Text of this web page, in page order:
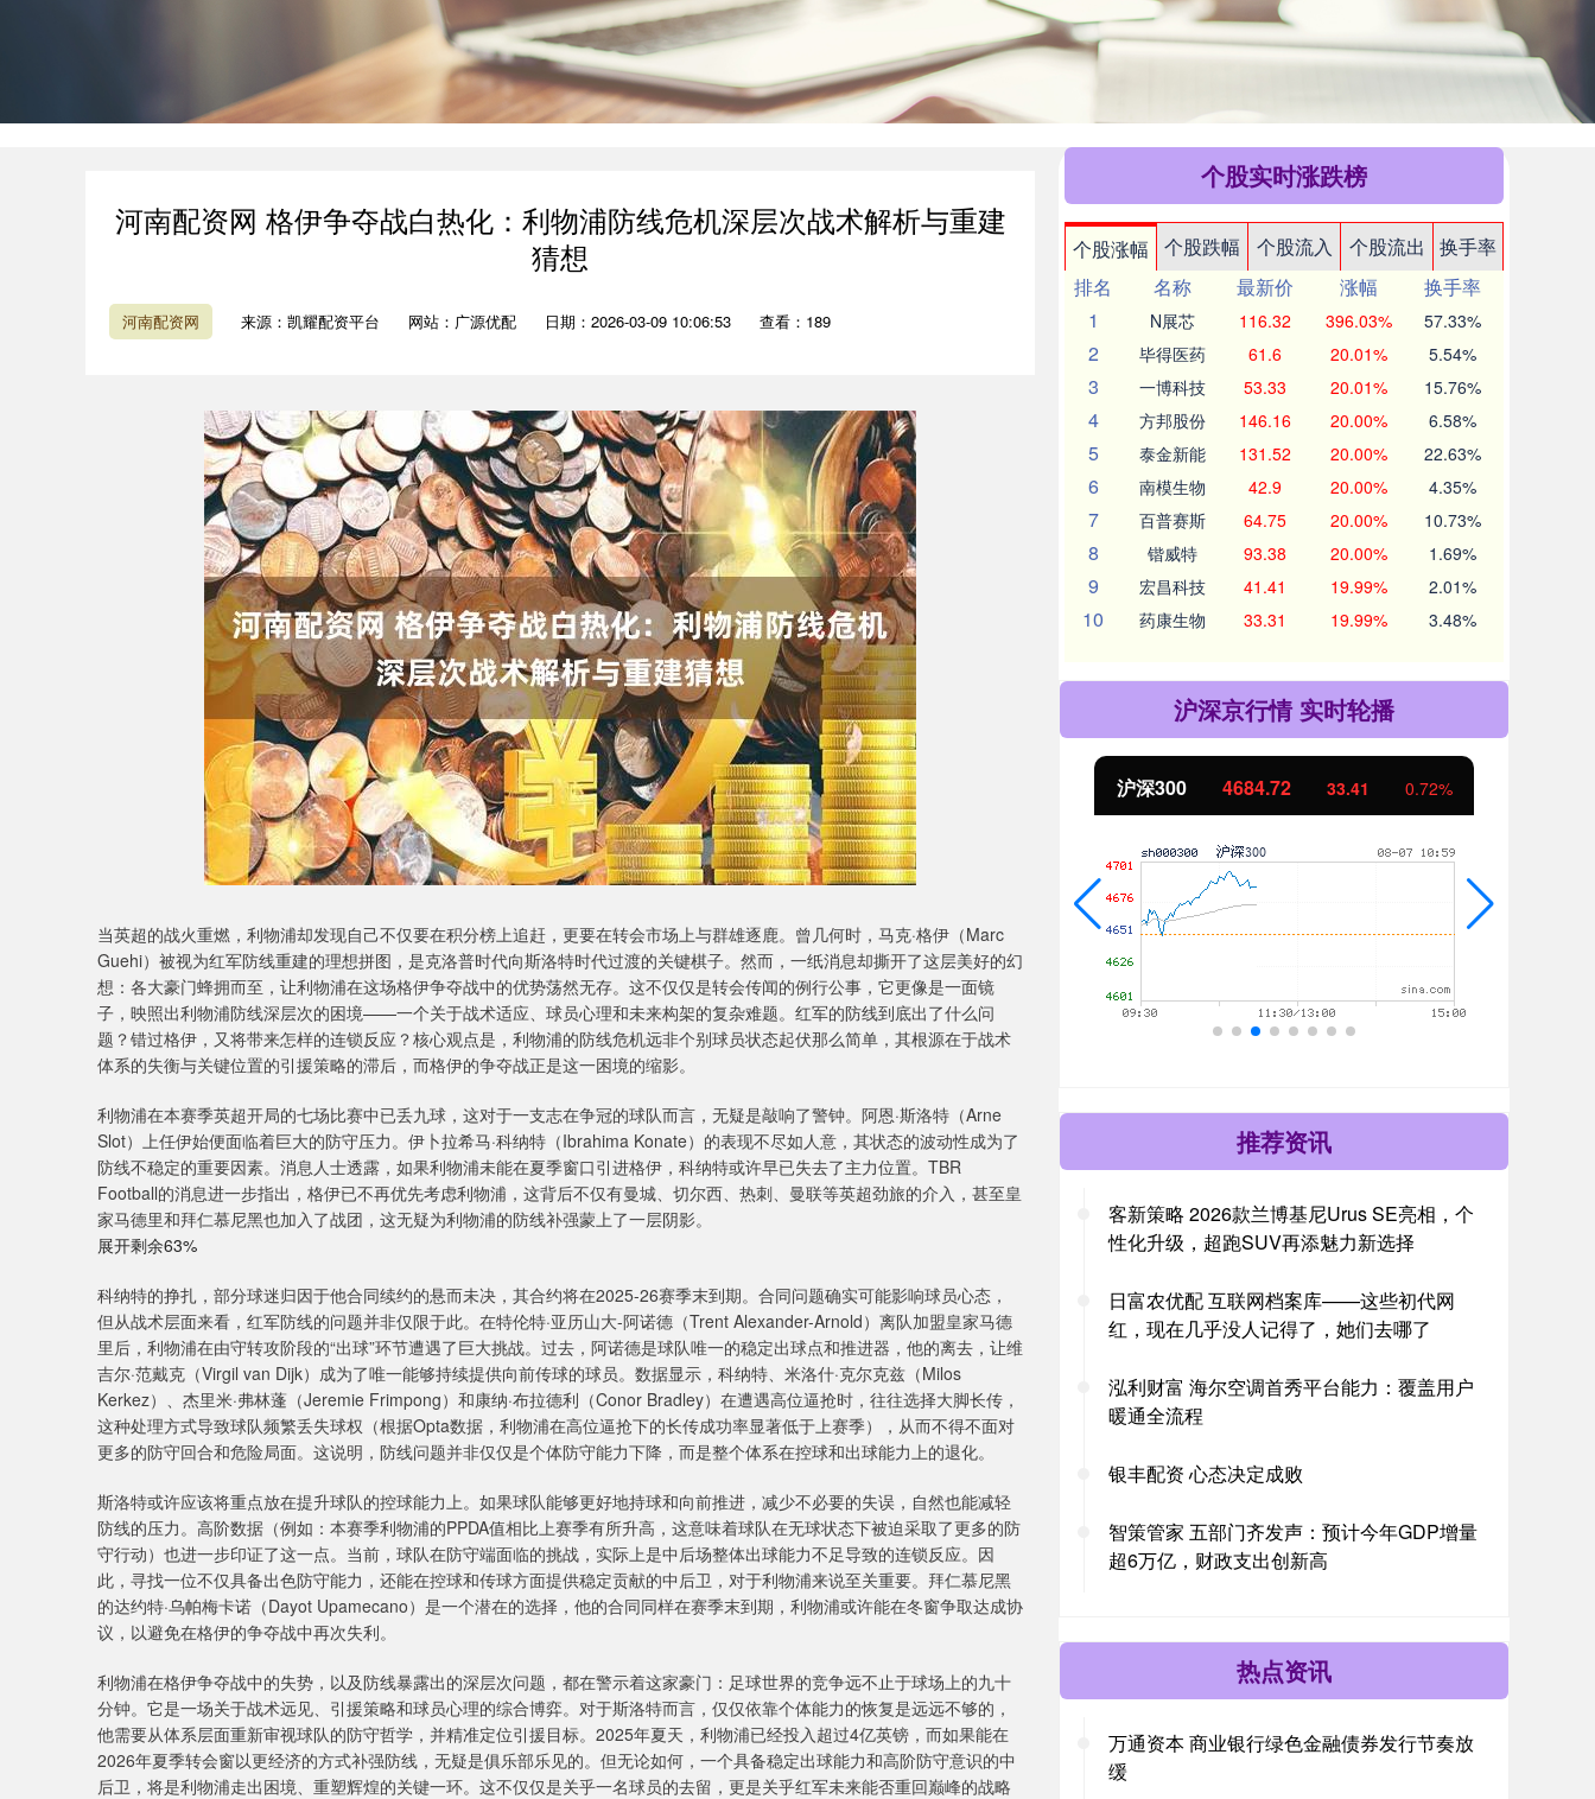
河南配资网 格伊争夺战白热化：利物浦防线危机深层次战术解析与重建
猜想
河南配资网 来源：凯耀配资平台 网站：广源优配 日期：2026-03-09 10:06:53 查看：189
当英超的战火重燃，利物浦却发现自己不仅要在积分榜上追赶，更要在转会市场上与群雄逐鹿。曾几何时，马克·格伊（Marc
Guehi）被视为红军防线重建的理想拼图，是克洛普时代向斯洛特时代过渡的关键棋子。然而，一纸消息却撕开了这层美好的幻
想：各大豪门蜂拥而至，让利物浦在这场格伊争夺战中的优势荡然无存。这不仅仅是转会传闻的例行公事，它更像是一面镜
子，映照出利物浦防线深层次的困境——一个关于战术适应、球员心理和未来构架的复杂难题。红军的防线到底出了什么问
题？错过格伊，又将带来怎样的连锁反应？核心观点是，利物浦的防线危机远非个别球员状态起伏那么简单，其根源在于战术
体系的失衡与关键位置的引援策略的滞后，而格伊的争夺战正是这一困境的缩影。
利物浦在本赛季英超开局的七场比赛中已丢九球，这对于一支志在争冠的球队而言，无疑是敲响了警钟。阿恩·斯洛特（Arne
Slot）上任伊始便面临着巨大的防守压力。伊卜拉希马·科纳特（Ibrahima Konate）的表现不尽如人意，其状态的波动性成为了
防线不稳定的重要因素。消息人士透露，如果利物浦未能在夏季窗口引进格伊，科纳特或许早已失去了主力位置。TBR
Football的消息进一步指出，格伊已不再优先考虑利物浦，这背后不仅有曼城、切尔西、热刺、曼联等英超劲旅的介入，甚至皇
家马德里和拜仁慕尼黑也加入了战团，这无疑为利物浦的防线补强蒙上了一层阴影。
展开剩余63%
科纳特的挣扎，部分球迷归因于他合同续约的悬而未决，其合约将在2025-26赛季末到期。合同问题确实可能影响球员心态，
但从战术层面来看，红军防线的问题并非仅限于此。在特伦特·亚历山大-阿诺德（Trent Alexander-Arnold）离队加盟皇家马德
里后，利物浦在由守转攻阶段的“出球”环节遭遇了巨大挑战。过去，阿诺德是球队唯一的稳定出球点和推进器，他的离去，让维
吉尔·范戴克（Virgil van Dijk）成为了唯一能够持续提供向前传球的球员。数据显示，科纳特、米洛什·克尔克兹（Milos
Kerkez）、杰里米·弗林蓬（Jeremie Frimpong）和康纳·布拉德利（Conor Bradley）在遭遇高位逼抢时，往往选择大脚长传，
这种处理方式导致球队频繁丢失球权（根据Opta数据，利物浦在高位逼抢下的长传成功率显著低于上赛季），从而不得不面对
更多的防守回合和危险局面。这说明，防线问题并非仅仅是个体防守能力下降，而是整个体系在控球和出球能力上的退化。
斯洛特或许应该将重点放在提升球队的控球能力上。如果球队能够更好地持球和向前推进，减少不必要的失误，自然也能减轻
防线的压力。高阶数据（例如：本赛季利物浦的PPDA值相比上赛季有所升高，这意味着球队在无球状态下被迫采取了更多的防
守行动）也进一步印证了这一点。当前，球队在防守端面临的挑战，实际上是中后场整体出球能力不足导致的连锁反应。因
此，寻找一位不仅具备出色防守能力，还能在控球和传球方面提供稳定贡献的中后卫，对于利物浦来说至关重要。拜仁慕尼黑
的达约特·乌帕梅卡诺（Dayot Upamecano）是一个潜在的选择，他的合同同样在赛季末到期，利物浦或许能在冬窗争取达成协
议，以避免在格伊的争夺战中再次失利。
利物浦在格伊争夺战中的失势，以及防线暴露出的深层次问题，都在警示着这家豪门：足球世界的竞争远不止于球场上的九十
分钟。它是一场关于战术远见、引援策略和球员心理的综合博弈。对于斯洛特而言，仅仅依靠个体能力的恢复是远远不够的，
他需要从体系层面重新审视球队的防守哲学，并精准定位引援目标。2025年夏天，利物浦已经投入超过4亿英镑，而如果能在
2026年夏季转会窗以更经济的方式补强防线，无疑是俱乐部乐见的。但无论如何，一个具备稳定出球能力和高阶防守意识的中
后卫，将是利物浦走出困境、重塑辉煌的关键一环。这不仅仅是关乎一名球员的去留，更是关乎红军未来能否重回巅峰的战略
个股实时涨跌榜
个股涨幅 个股跌幅 个股流入 个股流出
换手率
排名
名称 最新价 涨幅
换手率
1
N展芯 116.32 396.03% 57.33%
2 毕得医药 61.6 20.01% 5.54%
3 一博科技 53.33 20.01% 15.76%
4 方邦股份 146.16 20.00% 6.58%
5 泰金新能 131.52 20.00% 22.63%
6 南模生物 42.9 20.00% 4.35%
7 百普赛斯 64.75 20.00% 10.73%
8 锴威特 93.38 20.00% 1.69%
9 宏昌科技 41.41 19.99% 2.01%
10 药康生物 33.31 19.99% 3.48%
沪深京行情 实时轮播
深证成指 14257.49 147.37 1.04% 沪深300 4684.72 33.41 北证50 1121.28 -1.59 -0.14%
推荐资讯
客新策略 2026款兰博基尼Urus SE亮相，个
性化升级，超跑SUV再添魅力新选择
日富农优配 互联网档案库——这些初代网
红，现在几乎没人记得了，她们去哪了
泓利财富 海尔空调首秀平台能力：覆盖用户
暖通全流程
银丰配资 心态决定成败
智策管家 五部门齐发声：预计今年GDP增量
超6万亿，财政支出创新高
热点资讯
万通资本 商业银行绿色金融债券发行节奏放
缓